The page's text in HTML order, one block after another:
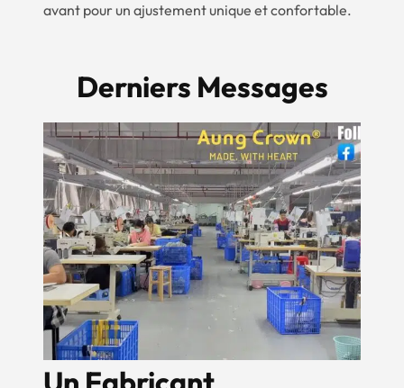
avant pour un ajustement unique et confortable.
Derniers Messages